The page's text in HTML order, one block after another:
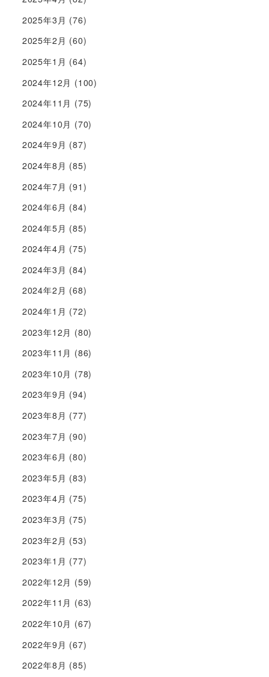
2025年3月 (76)
2025年2月 (60)
2025年1月 (64)
2024年12月 (100)
2024年11月 (75)
2024年10月 (70)
2024年9月 (87)
2024年8月 (85)
2024年7月 (91)
2024年6月 (84)
2024年5月 (85)
2024年4月 (75)
2024年3月 (84)
2024年2月 (68)
2024年1月 (72)
2023年12月 (80)
2023年11月 (86)
2023年10月 (78)
2023年9月 (94)
2023年8月 (77)
2023年7月 (90)
2023年6月 (80)
2023年5月 (83)
2023年4月 (75)
2023年3月 (75)
2023年2月 (53)
2023年1月 (77)
2022年12月 (59)
2022年11月 (63)
2022年10月 (67)
2022年9月 (67)
2022年8月 (85)